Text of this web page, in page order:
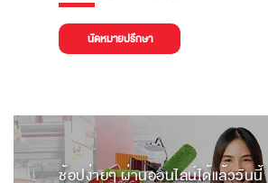
นัดหมายปรึกษา
ช้อปง่ายๆ ผ่านออนไลน์ได้แล้ววันนี้